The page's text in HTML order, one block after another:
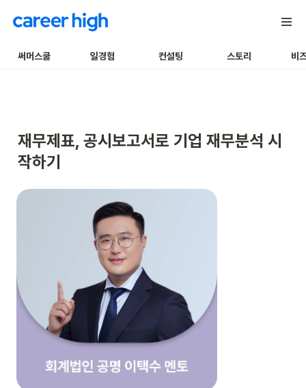
써머스쿨 일경험 컨설팅 스토리 비
재무제표, 공시보고서로 기업 재무분석 시
작하기